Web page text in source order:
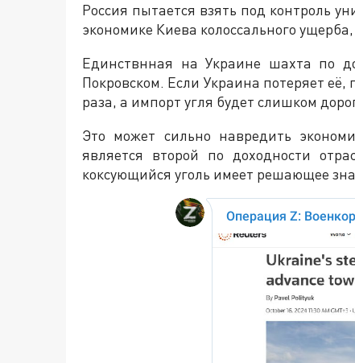
Россия пытается взять под контроль
экономике Киева колоссального
Единствнная на Украине шахта по
Покровском. Если Украина потеряет её,
раза, а импорт угля будет слишком
Это может сильно навредить
является второй по доходности
коксующийся уголь имеет решающее